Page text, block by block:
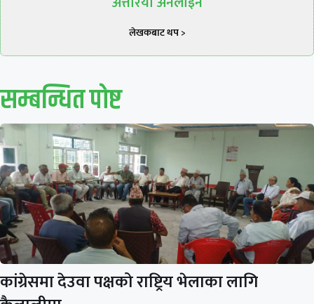
लेखकबाट थप >
सम्बन्धित पाेष्ट
कांग्रेसमा देउवा पक्षको राष्ट्रिय भेलाका लागि